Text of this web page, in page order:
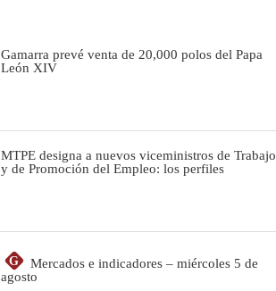
Gamarra prevé venta de 20,000 polos del Papa
León XIV
MTPE designa a nuevos viceministros de Trabajo
y de Promoción del Empleo: los perfiles
G
Mercados e indicadores – miércoles 5 de
agosto